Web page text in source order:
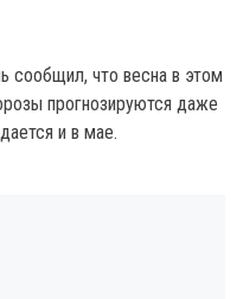
сообщил, что весна в этом
прогнозируются даже
и в мае.